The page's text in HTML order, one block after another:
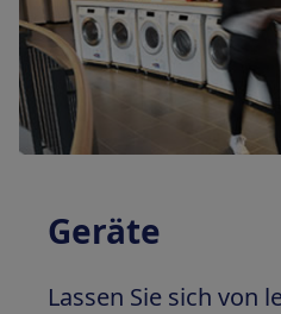
Geräte
Lassen Sie sich von